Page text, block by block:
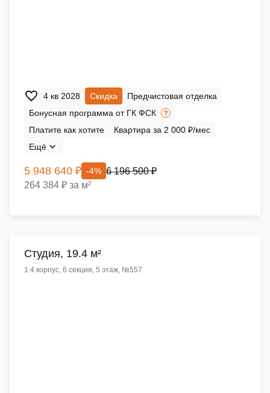
4 кв 2028 Скидка
Предчистовая отделка
Бонусная программа от ГК ФСК
Платите как хотите
Квартира за 2 000 ₽/мес
Ещё
5 948 640 ₽ -4% 6 196 500 ₽
264 384 ₽ за м²
Cтудия, 19.4 м²
1.4 корпус, 6 секция, 5 этаж, №557